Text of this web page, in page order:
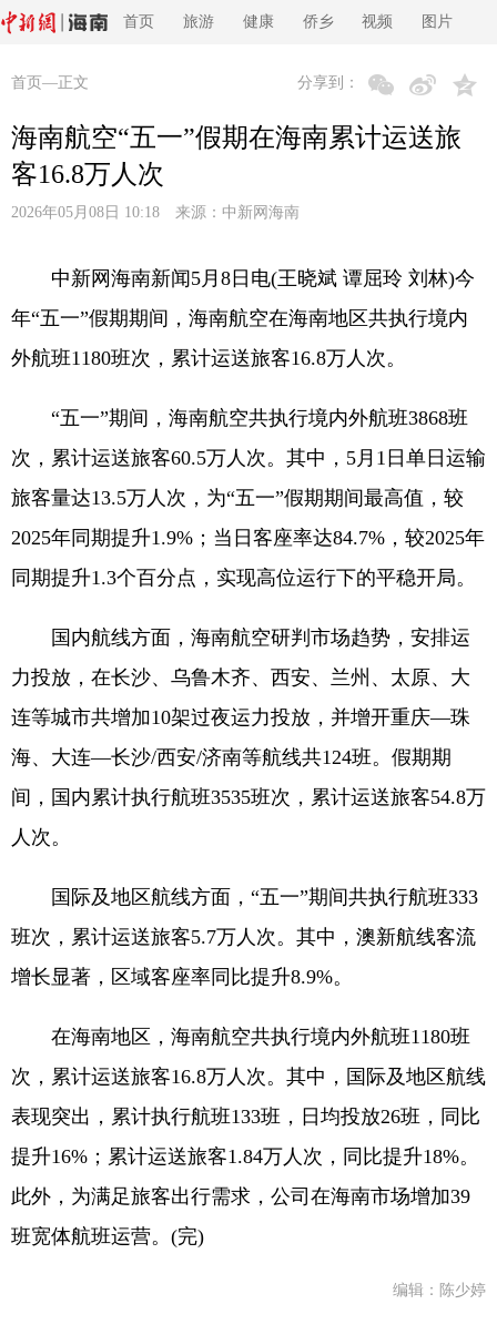
首页 旅游 健康 侨乡 视频 图片
首页 —正文 分享到：
海南航空“五一”假期在海南累计运送旅
客16.8万人次
2026年05月08日 10:18 来源： 中新网海南
中新网海南新闻5月8日电(王晓斌 谭屈玲 刘林)今
年“五一”假期期间，海南航空在海南地区共执行境内
外航班1180班次，累计运送旅客16.8万人次。
“五一”期间，海南航空共执行境内外航班3868班
次，累计运送旅客60.5万人次。其中，5月1日单日运输
旅客量达13.5万人次，为“五一”假期期间最高值，较
2025年同期提升1.9%；当日客座率达84.7%，较2025年
同期提升1.3个百分点，实现高位运行下的平稳开局。
国内航线方面，海南航空研判市场趋势，安排运
力投放，在长沙、乌鲁木齐、西安、兰州、太原、大
连等城市共增加10架过夜运力投放，并增开重庆—珠
海、大连—长沙/西安/济南等航线共124班。假期期
间，国内累计执行航班3535班次，累计运送旅客54.8万
人次。
国际及地区航线方面，“五一”期间共执行航班333
班次，累计运送旅客5.7万人次。其中，澳新航线客流
增长显著，区域客座率同比提升8.9%。
在海南地区，海南航空共执行境内外航班1180班
次，累计运送旅客16.8万人次。其中，国际及地区航线
表现突出，累计执行航班133班，日均投放26班，同比
提升16%；累计运送旅客1.84万人次，同比提升18%。
此外，为满足旅客出行需求，公司在海南市场增加39
班宽体航班运营。(完)
编辑：陈少婷